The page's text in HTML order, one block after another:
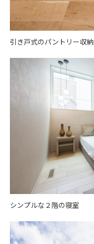
引き戸式のパントリー収納
シンプルな２階の寝室